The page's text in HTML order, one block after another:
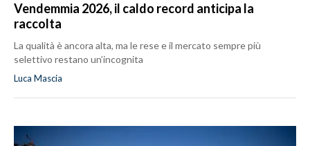
Vendemmia 2026, il caldo record anticipa la
raccolta
La qualità è ancora alta, ma le rese e il mercato sempre più
selettivo restano un’incognita
Luca Mascia